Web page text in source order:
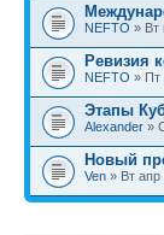
NEFTO » Вт
Ревизия
NEFTO » Пт
Этапы
Alexander »
Новый
Ven » Вт апр